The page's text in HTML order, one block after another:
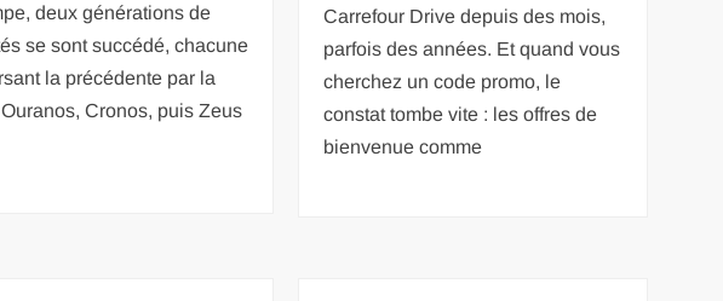
deux générations de
se sont succédé, chacune
la précédente par la
Cronos, puis Zeus
Carrefour Drive depuis des mois,
parfois des années. Et quand vous
cherchez un code promo, le
constat tombe vite : les offres de
bienvenue comme